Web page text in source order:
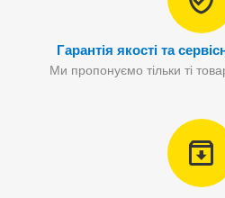
Гарантія якості та
Ми пропонуємо тільки ті